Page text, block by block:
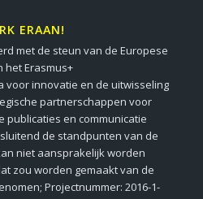
ERAAN!
met de steun van de Europese
het Erasmus+
voor innovatie en de uitwisseling
partnerschappen voor
publicaties en communicatie
de standpunten van de
niet aansprakelijk worden
zou worden gemaakt van de
Projectnummer: 2016-1-